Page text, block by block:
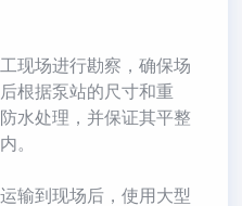
场进行勘察，确保场
根据泵站的尺寸和重
水处理，并保证其平整
。
到现场后，使用大型